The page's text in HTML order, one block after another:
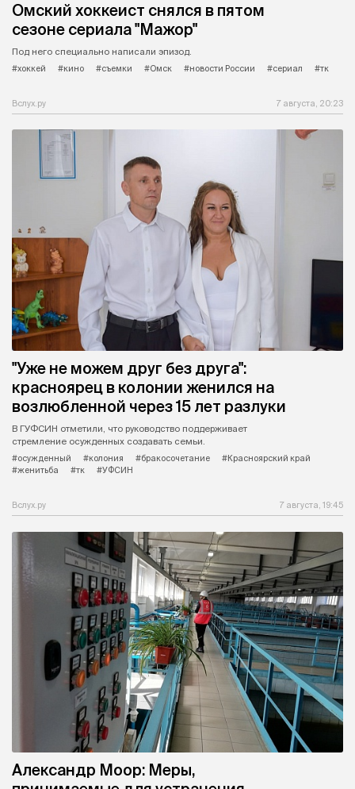
Омский хоккеист снялся в пятом
сезоне сериала "Мажор"
Под него специально написали эпизод.
#хоккей
#кино #съемки #Омск #новости России #сериал #тк
Вслух.ру 7 августа, 20:23
"Уже не можем друг без друга":
красноярец в колонии женился на
возлюбленной через 15 лет разлуки
В ГУФСИН отметили, что руководство поддерживает
стремление осужденных создавать семьи.
#осужденный
#колония #бракосочетание
#Красноярский край
#женитьба
#тк #УФСИН
Вслух.ру 7 августа, 19:45
Александр Моор: Меры,